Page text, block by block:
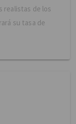
realistas de los
su tasa de